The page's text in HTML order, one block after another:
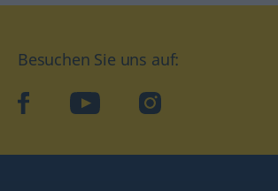
Besuchen Sie uns auf:
facebookYouTube Instagram